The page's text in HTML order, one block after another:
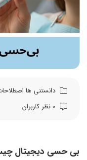
دانستنی ها
بی حسی دیجیتال